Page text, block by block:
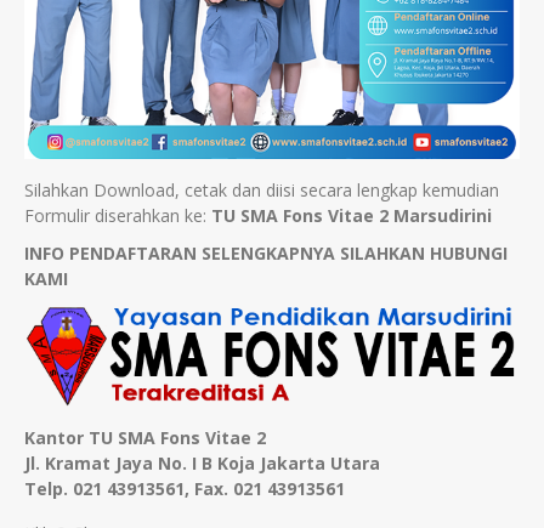
Silahkan Download, cetak dan diisi secara lengkap kemudian
Formulir diserahkan ke: TU SMA Fons Vitae 2 Marsudirini
INFO PENDAFTARAN SELENGKAPNYA SILAHKAN HUBUNGI
KAMI
Kantor TU SMA Fons Vitae 2
Jl. Kramat Jaya No. I B Koja Jakarta Utara
Telp. 021 43913561, Fax. 021 43913561